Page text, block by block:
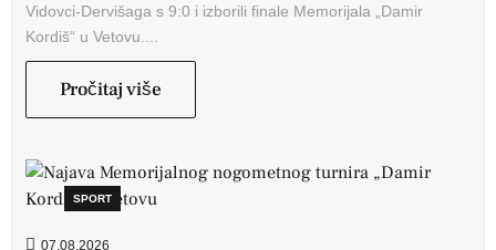
Vidovci-Dervišaga s 9:0 i izborili finale Memorijala „Damir
Kordiš“ u Vetovu....
Pročitaj više
SPORT
07.08.2026